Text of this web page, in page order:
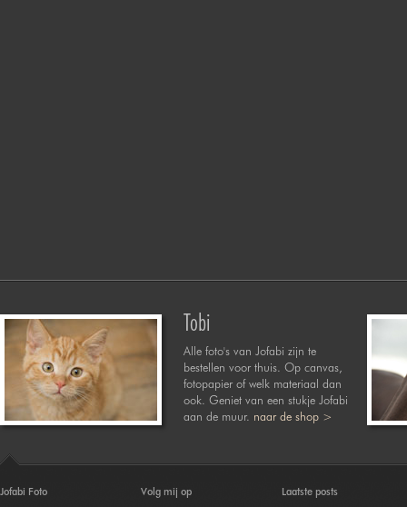
Tobi
Alle foto's van Jofabi zijn te
bestellen voor thuis. Op canvas,
fotopapier of welk materiaal dan
ook. Geniet van een stukje Jofabi
aan de muur. naar de shop >
Jofabi Foto
Volg mij op
Laatste posts